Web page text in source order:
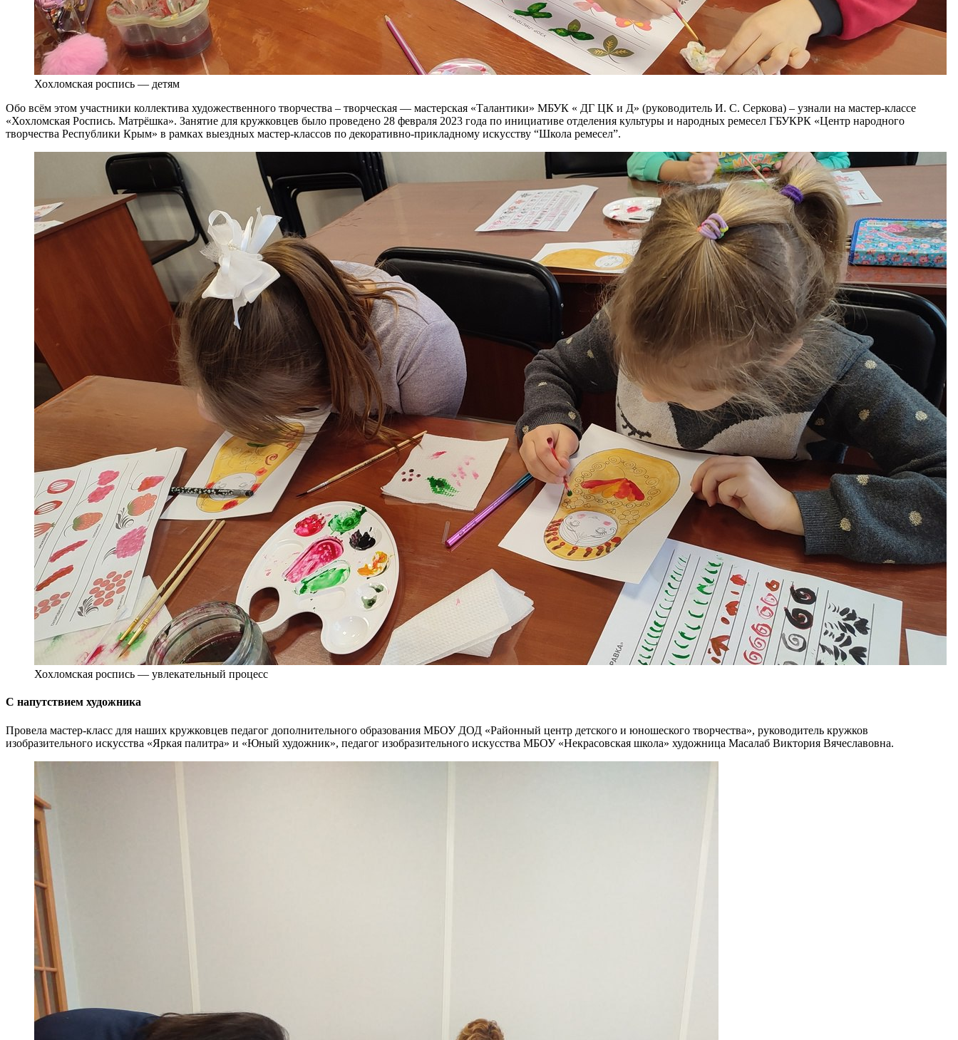
Хохломская роспись — детям
Обо всём этом участники коллектива художественного творчества – творческая — мастерская «Талантики» МБУК « ДГ ЦК и Д» (руководитель И. С. Серкова) – узнали на мастер-классе
«Хохломская Роспись. Матрёшка». Занятие для кружковцев было проведено 28 февраля 2023 года по инициативе отделения культуры и народных ремесел ГБУКРК «Центр народного
творчества Республики Крым» в рамках выездных мастер-классов по декоративно-прикладному искусству “Школа ремесел”.
Хохломская роспись — увлекательный процесс
С напутствием художника
Провела мастер-класс для наших кружковцев педагог дополнительного образования МБОУ ДОД «Районный центр детского и юношеского творчества», руководитель кружков
изобразительного искусства «Яркая палитра» и «Юный художник», педагог изобразительного искусства МБОУ «Некрасовская школа» художница Масалаб Виктория Вячеславовна.